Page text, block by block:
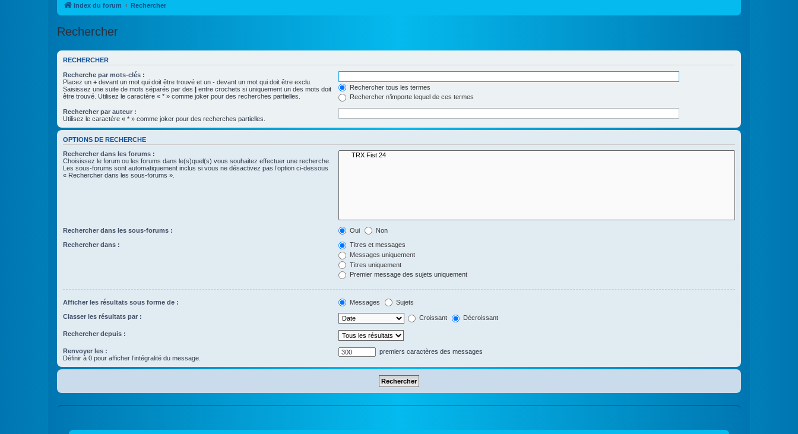
Index du forum Rechercher
Rechercher
RECHERCHER
Recherche par mots-clés :
Placez un + devant un mot qui doit être trouvé et un - devant un mot qui doit être exclu.
Saisissez une suite de mots séparés par des | entre crochets si uniquement un des mots doit
être trouvé. Utilisez le caractère « * » comme joker pour des recherches partielles.
Rechercher tous les termes
Rechercher n’importe lequel de ces termes
Rechercher par auteur :
Utilisez le caractère « * » comme joker pour des recherches partielles.
OPTIONS DE RECHERCHE
Rechercher dans les forums :
Choisissez le forum ou les forums dans le(s)quel(s) vous souhaitez effectuer une recherche.
Les sous-forums sont automatiquement inclus si vous ne désactivez pas l’option ci-dessous
« Rechercher dans les sous-forums ».
Rechercher dans les sous-forums : Oui Non
Rechercher dans :
Titres et messages
Messages uniquement
Titres uniquement
Premier message des sujets uniquement
Afficher les résultats sous forme de : Messages Sujets
Classer les résultats par : Croissant Décroissant
Rechercher depuis :
Renvoyer les :
Définir à 0 pour afficher l’intégralité du message.
premiers caractères des messages